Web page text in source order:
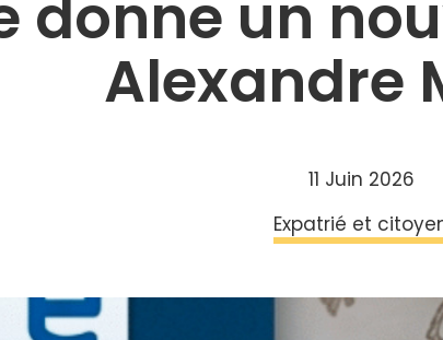
donne un
Alexandre
11 Juin 2026
Expatrié et